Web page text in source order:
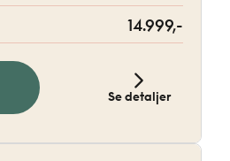
14.999,-
Se detaljer